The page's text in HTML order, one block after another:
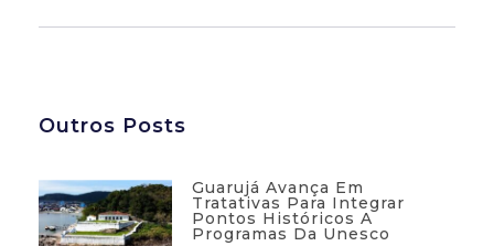
Outros Posts
Guarujá Avança Em
Tratativas Para Integrar
Pontos Históricos A
Programas Da Unesco